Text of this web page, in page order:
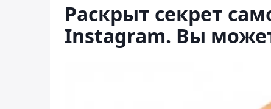
Раскрыт секрет
Instagram. Вы